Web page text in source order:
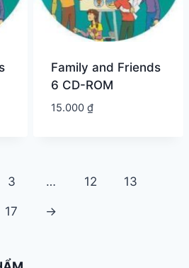
Family and Friends
6 CD-ROM
15.000 ₫
3 … 12 13
17 →